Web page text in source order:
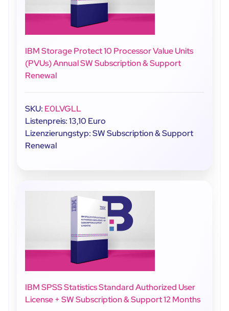
IBM Storage Protect 10 Processor Value Units
(PVUs) Annual SW Subscription & Support
Renewal
SKU: E0LVGLL
Listenpreis: 13,10 Euro
Lizenzierungstyp: SW Subscription & Support
Renewal
IBM SPSS Statistics Standard Authorized User
License + SW Subscription & Support 12 Months